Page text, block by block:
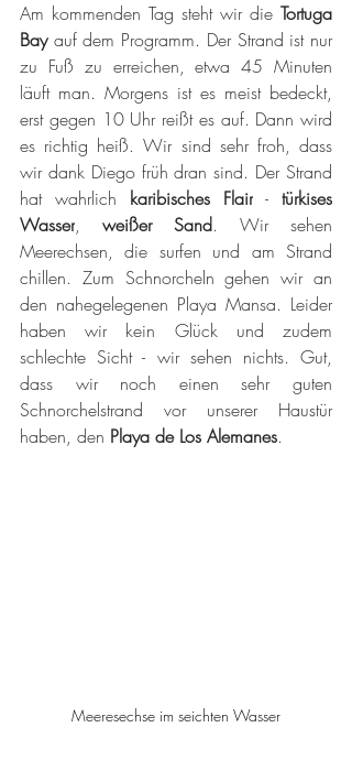
Am kommenden Tag steht wir die Tortuga
Bay auf dem Programm. Der Strand ist nur
zu Fuß zu erreichen, etwa 45 Minuten
läuft man. Morgens ist es meist bedeckt,
erst gegen 10 Uhr reißt es auf. Dann wird
es richtig heiß. Wir sind sehr froh, dass
wir dank Diego früh dran sind. Der Strand
hat wahrlich karibisches Flair - türkises
Wasser, weißer Sand. Wir sehen
Meerechsen, die surfen und am Strand
chillen. Zum Schnorcheln gehen wir an
den nahegelegenen Playa Mansa. Leider
haben wir kein Glück und zudem
schlechte Sicht - wir sehen nichts. Gut,
dass wir noch einen sehr guten
Schnorchelstrand vor unserer Haustür
haben, den Playa de Los Alemanes.
Meeresechse im seichten Wasser